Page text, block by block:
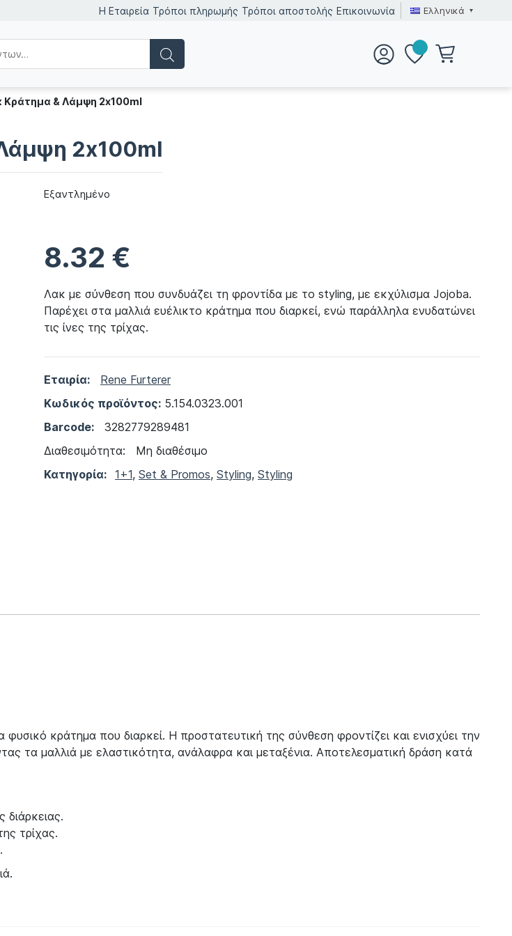
Η Εταιρεία Τρόποι πληρωμής Τρόποι αποστολής Επικοινωνία Ελληνικά
Κράτημα & Λάμψη 2x100ml
2x100ml
8.32 €
Λακ με σύνθεση που συνδυάζει τη φροντίδα με το styling, με εκχύλισμα Jojoba.
Παρέχει στα μαλλιά ευέλικτο κράτημα που διαρκεί, ενώ παράλληλα ενυδατώνει
τις ίνες της τρίχας.
Εταιρία:
Rene Furterer
Κωδικός προϊόντος: 5.154.0323.001
Barcode:
3282779289481
Διαθεσιμότητα: Μη διαθέσιμο
Κατηγορία: 1+1, Set & Promos, Styling, Styling
Εξαντλημένο
κράτημα που διαρκεί. Η προστατευτική της σύνθεση φροντίζει και ενισχύει την
τα μαλλιά με ελαστικότητα, ανάλαφρα και μεταξένια. Αποτελεσματική δράση κατά
τρίχας.